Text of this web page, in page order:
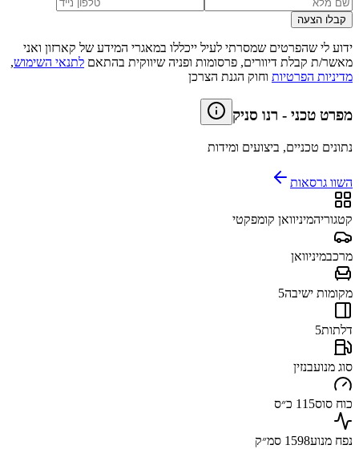
קבלו הצעה
ידוע לי שהפרטים שמסרתי לעיל ייכללו במאגרי המידע של קארזון ואני
מאשר/ת קבלת דיוורים, פרסומות ופניה שיווקית בהתאם לתנאי השימוש,
מדיניות הפרטיות וחוק הגנת הצרכן
מפרט טכני - רנו סניק
נתונים טכניים, ביצועים ומידות
השוו גרסאות
קטגוריהמיניוואן קומפקטי
מרכבמיניוואן
מקומות ישיבה5
דלתות5
סוג מנועבנזין
כוח סוס115 כ״ס
נפח מנוע1598 סמ״ק